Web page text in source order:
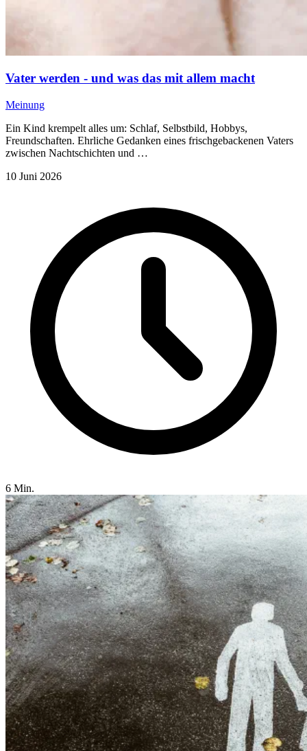
Vater werden - und was das mit allem macht
Meinung
Ein Kind krempelt alles um: Schlaf, Selbstbild, Hobbys,
Freundschaften. Ehrliche Gedanken eines frischgebackenen Vaters
zwischen Nachtschichten und …
10 Juni 2026
6 Min.